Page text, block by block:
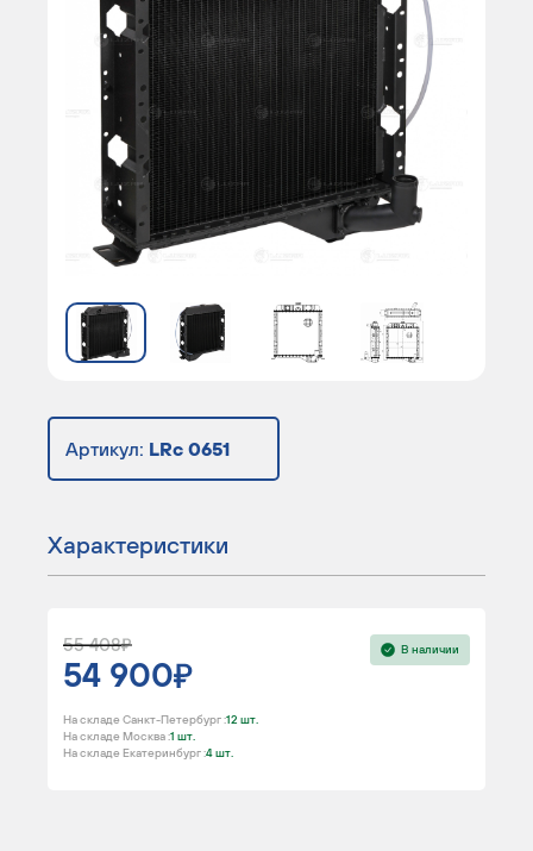
Артикул: LRc 0651
Характеристики
55 408
54 900
В наличии
На складе Санкт-Петербург :12 шт.
На складе Москва :1 шт.
На складе Екатеринбург :4 шт.